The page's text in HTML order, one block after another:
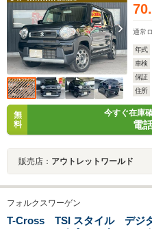
70.
通常
年式
車検
保証
住所
無
料
今すぐ在庫
電
販売店： アウトレットワールド
フォルクスワーゲン
T-Cross TSI スタイル デジ